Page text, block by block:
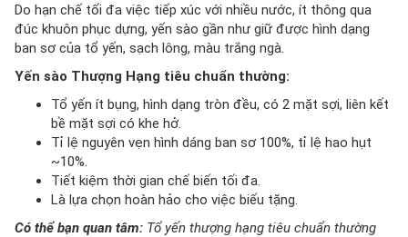
Do hạn chế tối đa việc tiếp xúc với nhiều nước, ít thông qua
đúc khuôn phục dựng, yến sào gần như giữ được hình dạng
ban sơ của tổ yến, sạch lông, màu trắng ngà.
Yến sào Thượng Hạng tiêu chuẩn thường:
Tổ yến ít bụng, hình dạng tròn đều, có 2 mặt sợi, liên kết
bề mặt sợi có khe hở.
Tỉ lệ nguyên vẹn hình dáng ban sơ 100%, tỉ lệ hao hụt
~10%.
Tiết kiệm thời gian chế biến tối đa.
Là lựa chọn hoàn hảo cho việc biếu tặng.
Có thể bạn quan tâm: Tổ yến thượng hạng tiêu chuẩn thường